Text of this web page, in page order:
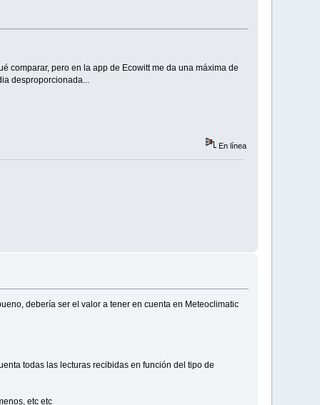
comparar, pero en la app de Ecowitt me da una máxima de
desproporcionada...
En línea
debería ser el valor a tener en cuenta en Meteoclimatic
todas las lecturas recibidas en función del tipo de
etc etc